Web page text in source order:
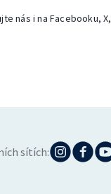
nás i na Facebooku, X,
sítích: